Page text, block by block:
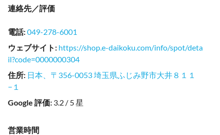
連絡先／評価
電話:049-278-6001
ウェブサイト : https://shop.e-daikoku.com/info/spot/deta
il?code=0000000304
住所: 日本、〒356-0053 埼玉県ふじみ野市大井８１１
−１
Google 評価: 3.2 / 5 星
営業時間